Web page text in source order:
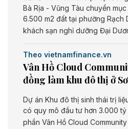
Bà Rịa - Vũng Tàu chuyển
6.500 m2 đất tại phường Rạch
khách sạn nghỉ dưỡng Đại
Theo vietnamfinance.vn
Vân Hồ Cloud
đồng làm khu đô thị ở
Dự án Khu đô thị sinh thái trị
có quy mô đầu tư hơn 3.000
phần Vân Hồ Cloud